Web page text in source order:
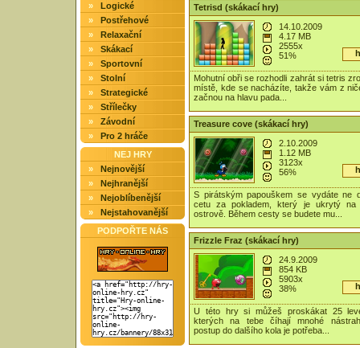
» Logické
» Postřehové
» Relaxační
» Skákací
» Sportovní
» Stolní
» Strategické
» Střílečky
» Závodní
» Pro 2 hráče
NEJ HRY
» Nejnovější
» Nejhranější
» Nejoblíbenější
» Nejstahovanější
PODPOŘTE NÁS
Tetrisd (skákací hry)
14.10.2009
4.17 MB
2555x
51%
Mohutní obři se rozhodli zahrát si tetris
místě, kde se nacházíte, takže vám z
začnou na hlavu pada...
Treasure cove (skákací hry)
2.10.2009
1.12 MB
3123x
56%
S pirátským papouškem se vydáte ne
cetu za pokladem, který je ukrytý na
ostrově. Během cesty se budete mu...
Frizzle Fraz (skákací hry)
24.9.2009
854 KB
5903x
38%
U této hry si můžeš proskákat 25
kterých na tebe číhají mnohé
postup do dalšího kola je potřeba...